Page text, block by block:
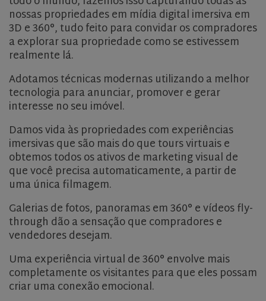
nossas propriedades em mídia digital imersiva em
3D e 360°, tudo feito para convidar os compradores
a explorar sua propriedade como se estivessem
realmente lá.
Adotamos técnicas modernas utilizando a melhor
tecnologia para anunciar, promover e gerar
interesse no seu imóvel.
Damos vida às propriedades com experiências
imersivas que são mais do que tours virtuais e
obtemos todos os ativos de marketing visual de
que você precisa automaticamente, a partir de
uma única filmagem.
Galerias de fotos, panoramas em 360° e vídeos fly-
through dão a sensação que compradores e
vendedores desejam.
Uma experiência virtual de 360° envolve mais
completamente os visitantes para que eles possam
criar uma conexão emocional.